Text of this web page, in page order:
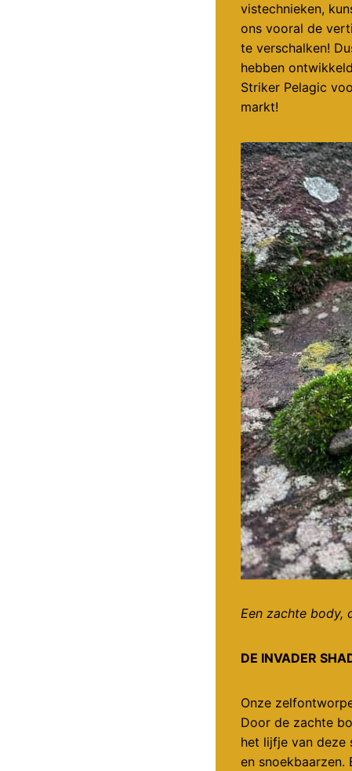
vistechnieken,
ons vooral de
te verschalken!
hebben
Striker Pelagic
markt!
Een zachte body,
DE INVADER
Onze
Door de zachte
het lijfje van deze
en snoekbaarzen.